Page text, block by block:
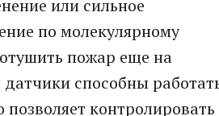
или сильное
по молекулярному
пожар еще на
способны
контролировать